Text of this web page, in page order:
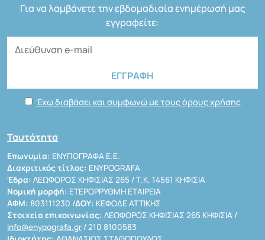
Για να λαμβάνετε την εβδομαδιαία ενημέρωσή μας
εγγραφείτε:
Έχω διαβάσει και συμφωνώ με τους όρους χρήσης
Ταυτότητα
Επωνυμία: ΕΝΥΠΟΓΡΑΦΑ Ε.Ε.
Διακριτικός τίτλος: ENYPOGRAFA
Έδρα: ΛΕΩΦΟΡΟΣ ΚΗΦΙΣΙΑΣ 265 / Τ.Κ. 14561 ΚΗΦΙΣΙΑ
Νομική μορφή: ΕΤΕΡΟΡΡΥΘΜΗ ΕΤΑΙΡΕΙΑ
ΑΦΜ: 803111230 /ΔΟΥ: ΚΕΦΟΔΕ ΑΤΤΙΚΗΣ
Στοιχεία επικοινωνίας: ΛΕΩΦΟΡΟΣ ΚΗΦΙΣΙΑΣ 265 ΚΗΦΙΣΙΑ /
info@enypografa.gr / 210 8100583